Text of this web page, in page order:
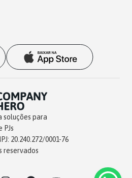
para
PJs
20.240.272/0001-76
reservados